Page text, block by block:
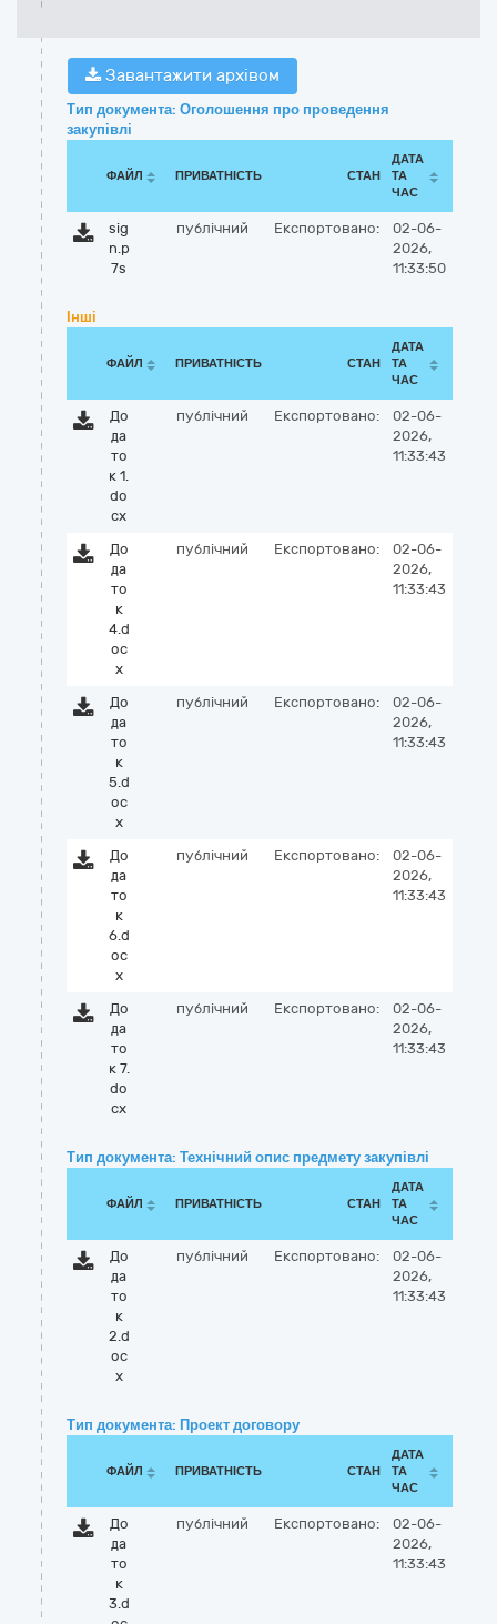
Завантажити архівом
Тип документа: Оголошення про проведення
закупівлі
ФАЙЛ ПРИВАТНІСТЬ СТАН
ДАТА
ТА
ЧАС
sig
n.p
7s
публічний Експортовано:
02-06-
2026,
11:33:50
Інші
ФАЙЛ ПРИВАТНІСТЬ СТАН
ДАТА
ТА
ЧАС
До
да
то
к 1.
do
cx
публічний Експортовано:
02-06-
2026,
11:33:43
До
да
то
к
4.d
oc
x
публічний Експортовано:
02-06-
2026,
11:33:43
До
да
то
к
5.d
oc
x
публічний Експортовано:
02-06-
2026,
11:33:43
До
да
то
к
6.d
oc
x
публічний Експортовано:
02-06-
2026,
11:33:43
До
да
то
к 7.
do
cx
публічний Експортовано:
02-06-
2026,
11:33:43
Тип документа: Технічний опис предмету закупівлі
ФАЙЛ ПРИВАТНІСТЬ СТАН
ДАТА
ТА
ЧАС
До
да
то
к
2.d
oc
x
публічний Експортовано:
02-06-
2026,
11:33:43
Тип документа: Проект договору
ФАЙЛ ПРИВАТНІСТЬ СТАН
ДАТА
ТА
ЧАС
До
да
то
к
3.d
публічний Експортовано:
02-06-
2026,
11:33:43